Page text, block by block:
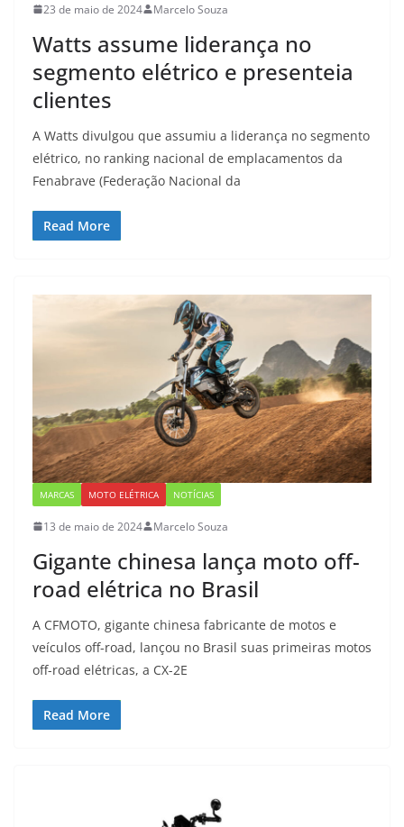
23 de maio de 2024 Marcelo Souza
Watts assume liderança no
segmento elétrico e presenteia
clientes
A Watts divulgou que assumiu a liderança no segmento
elétrico, no ranking nacional de emplacamentos da
Fenabrave (Federação Nacional da
Read More
MARCAS MOTO ELÉTRICA NOTÍCIAS
13 de maio de 2024 Marcelo Souza
Gigante chinesa lança moto off-
road elétrica no Brasil
A CFMOTO, gigante chinesa fabricante de motos e
veículos off-road, lançou no Brasil suas primeiras motos
off-road elétricas, a CX-2E
Read More